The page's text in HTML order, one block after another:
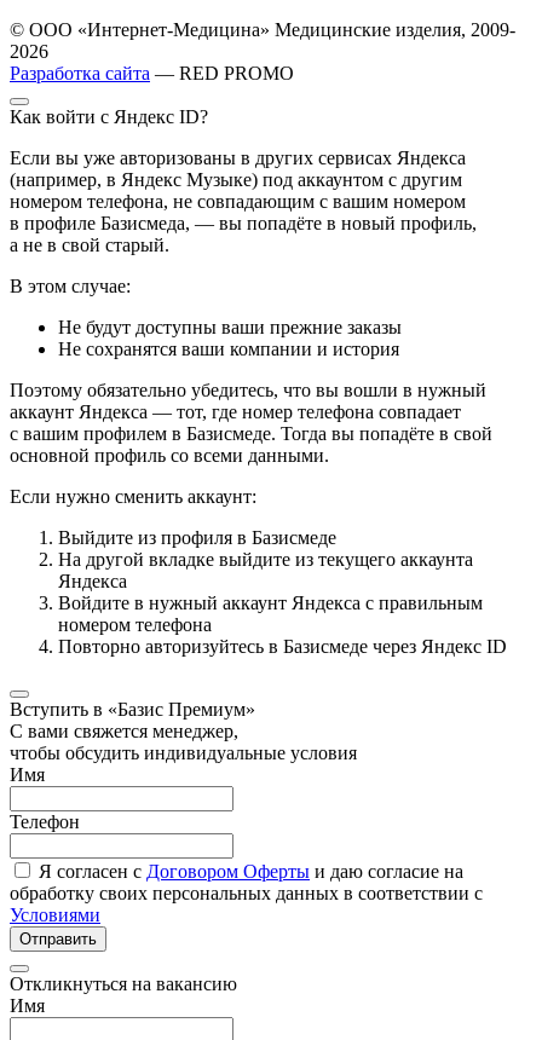
© ООО «Интернет-Медицина» Медицинские изделия, 2009-
2026
Разработка сайта — RED PROMO
Как войти с Яндекс ID?
Если вы уже авторизованы в других сервисах Яндекса
(например, в Яндекс Музыке) под аккаунтом с другим
номером телефона, не совпадающим с вашим номером
в профиле Базисмеда, — вы попадёте в новый профиль,
а не в свой старый.
В этом случае:
Не будут доступны ваши прежние заказы
Не сохранятся ваши компании и история
Поэтому обязательно убедитесь, что вы вошли в нужный
аккаунт Яндекса — тот, где номер телефона совпадает
с вашим профилем в Базисмеде. Тогда вы попадёте в свой
основной профиль со всеми данными.
Если нужно сменить аккаунт:
Выйдите из профиля в Базисмеде
На другой вкладке выйдите из текущего аккаунта
Яндекса
Войдите в нужный аккаунт Яндекса с правильным
номером телефона
Повторно авторизуйтесь в Базисмеде через Яндекс ID
Вступить в «Базис Премиум»
С вами свяжется менеджер,
чтобы обсудить индивидуальные условия
Имя
Телефон
Я согласен с Договором Оферты и даю согласие на
обработку своих персональных данных в соответствии с
Условиями
Отправить
Откликнуться на вакансию
Имя